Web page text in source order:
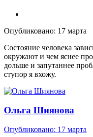
Опубликовано: 17 марта
Состояние человека
окружают и чем яснее
дольше и запутаннее
ступор я вхожу.
Ольга Шиянова
Опубликовано: 17 марта